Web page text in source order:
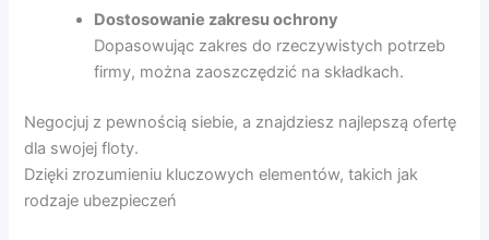
Dostosowanie zakresu ochrony
Dopasowując zakres do rzeczywistych potrzeb
firmy, można zaoszczędzić na składkach.
Negocjuj z pewnością siebie, a znajdziesz najlepszą ofertę
dla swojej floty.
Dzięki zrozumieniu kluczowych elementów, takich jak
rodzaje ubezpieczeń